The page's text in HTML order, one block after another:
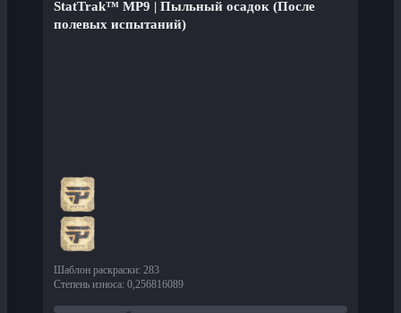
StatTrak™ MP9 | Пыльный осадок (После
полевых испытаний)
Шаблон раскраски: 283
Степень износа: 0,256816089